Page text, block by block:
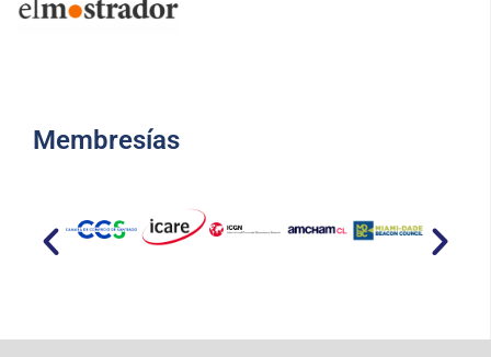
Membresías​